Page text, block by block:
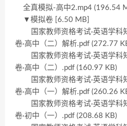
全真模拟-高中2.mp4 (196.54
▼模拟卷 [6.50 MB]
国家教师资格考试·英语学科
卷·高中（二）解析.pdf (272.77
国家教师资格考试·英语学科
卷·高中（二）.pdf (160.97 KB)
国家教师资格考试·英语学科
卷·高中（一）解析.pdf (260.26
国家教师资格考试·英语学科
卷·初中（一）.pdf (208.68 KB)